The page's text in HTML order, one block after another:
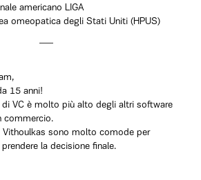
americano LIGA
omeopatica degli Stati Uniti (HPUS)
15 anni!
VC è molto più alto degli altri software
commercio.
Vithoulkas sono molto comode per
la decisione finale.